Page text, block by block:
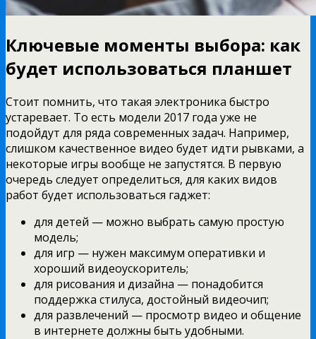
Ключевые моменты выбора: как
будет использоваться планшет
Стоит помнить, что такая электроника быстро
устаревает. То есть модели 2017 года уже не
подойдут для ряда современных задач. Например,
слишком качественное видео будет идти рывками, а
некоторые игры вообще не запустятся. В первую
очередь следует определиться, для каких видов
работ будет использоваться гаджет:
для детей — можно выбрать самую простую
модель;
для игр — нужен максимум оперативки и
хороший видеоускоритель;
для рисования и дизайна — понадобится
поддержка стилуса, достойный видеочип;
для развлечений — просмотр видео и общение
в интернете должны быть удобными.